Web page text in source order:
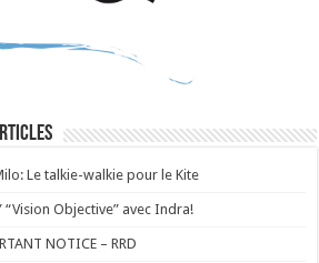
Le talkie-walkie pour le Kite
“Vision Objective” avec Indra!
NOTICE – RRD